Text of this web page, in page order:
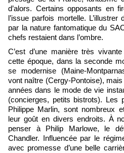
d’alors. Certains opposants en
l’issue parfois mortelle.
par la nature fantomatique du
chefs restaient dans l’ombre.
C’est d’une manière très
cette époque, dans la seconde
se modernise (Maine-
vont naître (Cergy-Pontoise),
années dans le mode de vie
(concierges, petits bistrots). Les
Philippe Marlin, sont nombreux
leur goût en divers endroits. À
penser à Philip Marlowe, le
Chandler. Influencée par le
avec promesse d’une belle